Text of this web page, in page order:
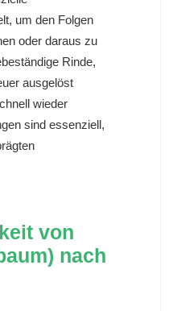
um den Folgen
oder daraus zu
Rinde,
ausgelöst
wieder
sind essenziell,
von
nach